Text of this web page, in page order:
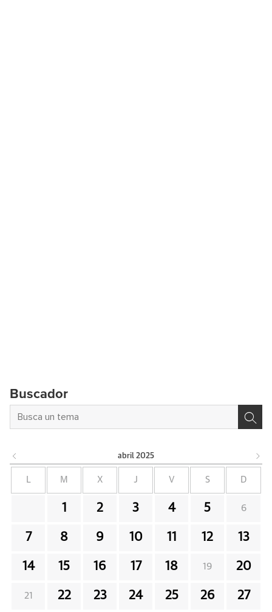
Buscador
abril 2025
L M X J V S D
1 2 3 4 5 6
7 8 9 10 11 12 13
14 15 16 17 18 19 20
21 22 23 24 25 26 27